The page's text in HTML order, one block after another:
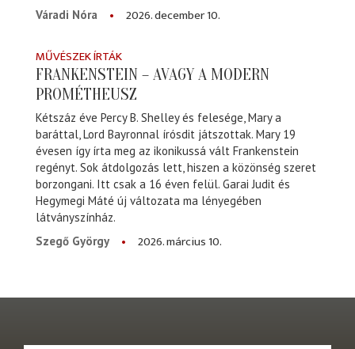
Váradi Nóra
2026. december 10.
MŰVÉSZEK ÍRTÁK
FRANKENSTEIN – AVAGY A MODERN
PROMÉTHEUSZ
Kétszáz éve Percy B. Shelley és felesége, Mary a
baráttal, Lord Bayronnal írósdit játszottak. Mary 19
évesen így írta meg az ikonikussá vált Frankenstein
regényt. Sok átdolgozás lett, hiszen a közönség szeret
borzongani. Itt csak a 16 éven felül. Garai Judit és
Hegymegi Máté új változata ma lényegében
látványszínház.
Szegő György
2026. március 10.